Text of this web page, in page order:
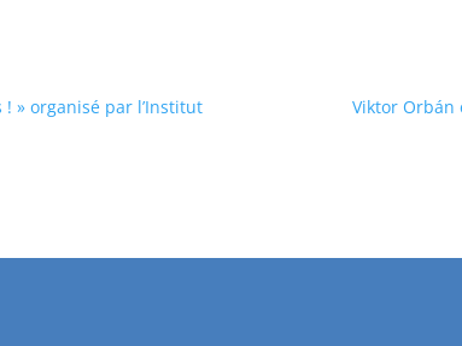
Viktor Orbán
! » organisé par l’Institut